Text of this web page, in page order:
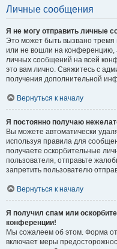
Личные сообщения
Я не могу отправить личные
Это может быть вызвано
или не вошли на конференцию,
личных сообщений на всей
это вам лично. Свяжитесь с
получения дополнительной
Вернуться к началу
Я постоянно получаю
Вы можете автоматически
используя правила для
получаете оскорбительные
пользователя, отправьте
запретить пользователю
Вернуться к началу
Я получил спам или
конференции!
Мы сожалеем об этом. Форма
включает меры